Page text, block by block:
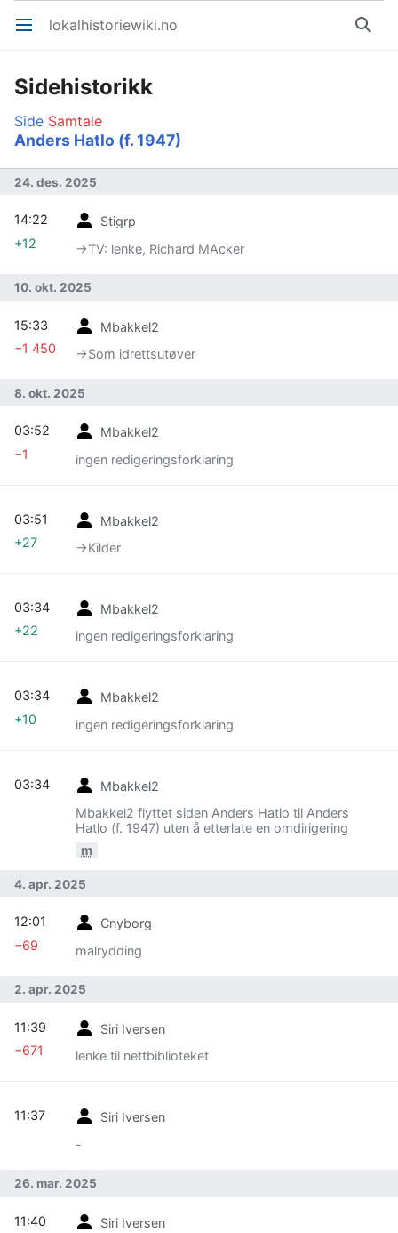
Åpne hovedmenyen lokalhistoriewiki.no Søk
Sidehistorikk
Side Samtale
Anders Hatlo (f. 1947)
24. des. 2025
Stigrp
→‎TV: lenke, Richard MAcker
14:22
+12
10. okt. 2025
Mbakkel2
→‎Som idrettsutøver
15:33
−1 450
8. okt. 2025
Mbakkel2
ingen redigeringsforklaring
03:52
−1
Mbakkel2
→‎Kilder
03:51
+27
Mbakkel2
ingen redigeringsforklaring
03:34
+22
Mbakkel2
ingen redigeringsforklaring
03:34
+10
Mbakkel2
Mbakkel2 flyttet siden Anders Hatlo til Anders
Hatlo (f. 1947) uten å etterlate en omdirigering
m
03:34
4. apr. 2025
Cnyborg
malrydding
12:01
−69
2. apr. 2025
Siri Iversen
lenke til nettbiblioteket
11:39
−671
Siri Iversen
-
11:37
26. mar. 2025
Siri Iversen
11:40